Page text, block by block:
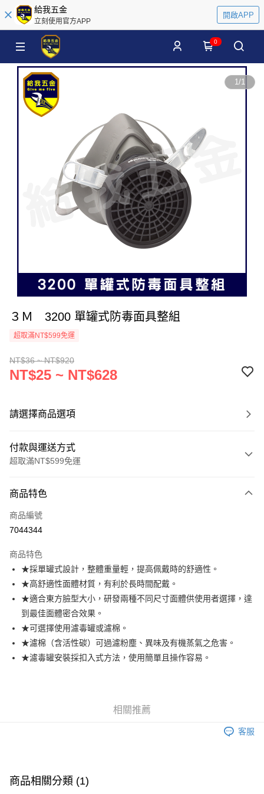
給我五金
立刻使用官方APP
開啟APP
0
1/1
３Ｍ 3200 單罐式防毒面具整組
超取滿NT$599免運
NT$36 ~ NT$920
NT$25 ~ NT$628
請選擇商品選項
付款與運送方式
超取滿NT$599免運
信用卡一次付款
超商取貨付款
運送方式
全家取貨付款
每筆NT$60，滿NT$599(含以上)免運費
付款後全家取貨
每筆NT$60，滿NT$599(含以上)免運費
商品特色
商品編號
7044344
商品特色
★採單罐式設計，整體重量輕，提高佩戴時的舒適性。
★高舒適性面體材質，有利於長時間配戴。
★適合東方臉型大小，研發兩種不同尺寸面體供使用者選擇，達
到最佳面體密合效果。
★可選擇使用濾毒罐或濾棉。
★濾棉（含活性碳）可過濾粉塵、異味及有機蒸氣之危害。
★濾毒罐安裝採扣入式方法，使用簡單且操作容易。
相關推薦
客服
商品相關分類 (1)